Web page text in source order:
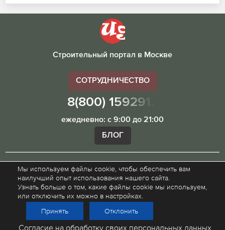
Строительный портал в Москве
СОТРУДНИЧЕСТВО
8(800) 1592913
ежедневно: с 9:00 до 21:00
БЛОГ
Внимание! Наш сайт ugibddmo.ru, носит исключительно
информационный характер и не является публичной
офертой.
© 2015 - 2026 Политика конфиденциальности
Мы используем файлы cookie, чтобы обеспечить вам
наилучший опыт использования нашего сайта.
Узнать больше о том, какие файлы cookie мы используем,
или отключить их можно в настройках.
Принять
Отклонить
Согласие на обработку своих персональных данных